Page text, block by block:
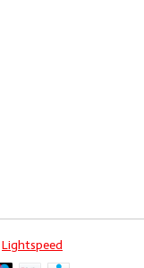
Lightspeed